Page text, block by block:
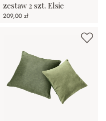
zestaw 2 szt. Elsie
209,00 zł